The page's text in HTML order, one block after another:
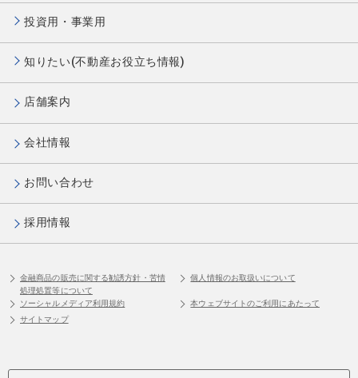
投資用・事業用
知りたい(不動産お役立ち情報)
店舗案内
会社情報
お問い合わせ
採用情報
金融商品の販売に関する勧誘方針・苦情
処理処置等について
個人情報のお取扱いについて
ソーシャルメディア利用規約
本ウェブサイトのご利用にあたって
サイトマップ